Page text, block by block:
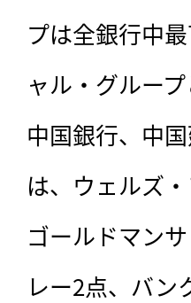
プは全銀行中
ャル・グルー
中国銀行、中
は、ウェルズ
ゴールドマン
レー2点、バン